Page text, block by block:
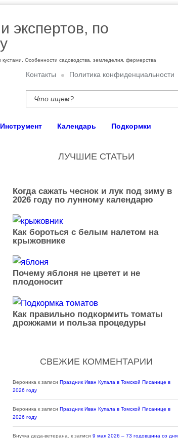
экспертов, по
Особенности садоводства, земледелия, фермерства
Контакты Политика конфиденциальности
Инструмент Календарь Подкормки
ЛУЧШИЕ СТАТЬИ
Когда сажать чеснок и лук под зиму в
2026 году по лунному календарю
Как бороться с белым налетом на
крыжовнике
Почему яблоня не цветет и не
плодоносит
Как правильно подкормить томаты
дрожжами и польза процедуры
СВЕЖИЕ КОММЕНТАРИИ
Вероника к записи Праздник Иван Купала в Томской Писанице в
2026 году
Вероника к записи Праздник Иван Купала в Томской Писанице в
2026 году
Внучка деда-ветерана. к записи 9 мая 2026 – 73 годовщина со дня